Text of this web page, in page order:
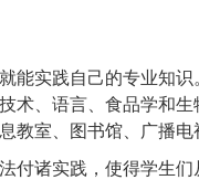
能实践自己的专业知
术、语言、食品学和
室、图书馆、广播电
付诸实践，使得学生